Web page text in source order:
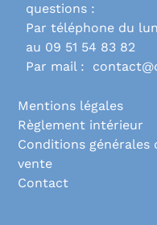
questions :
Par téléphone du
au 09 51 54 83 82
Par mail :
Mentions légales
Règlement intérieur
Conditions générales
vente
Contact